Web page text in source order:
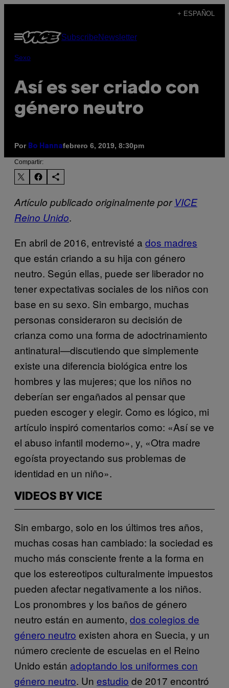
contenido
+ ESPAÑOL
Abrir
Menú
SubscribeNewsletter
Sexo
Así es ser criado con
género neutro
Por Bo Hannafebrero 6, 2019, 8:30pm
Compartir:
Artículo publicado originalmente porVICE
Reino Unido.
En abril de 2016, entrevisté a dos madres
que están criando a su hija con género
neutro. Según ellas, puede ser liberador no
tener expectativas sociales de los niños con
base en su sexo. Sin embargo, muchas
personas consideraron su decisión de
crianza como una forma de adoctrinamiento
antinatural—discutiendo que simplemente
existe una diferencia biológica entre los
hombres y las mujeres; que los niños no
deberían ser engañados al pensar que
pueden escoger y elegir. Como es lógico, mi
artículo inspiró comentarios como: «Así se ve
el abuso infantil moderno», y, «Otra madre
egoísta proyectando sus problemas de
identidad en un niño».
VIDEOS BY VICE
Sin embargo, solo en los últimos tres años,
muchas cosas han cambiado: la sociedad es
mucho más consciente frente a la forma en
que los estereotipos culturalmente impuestos
pueden afectar negativamente a los niños.
Los pronombres y los baños de género
neutro están en aumento, dos colegios de
género neutro existen ahora en Suecia, y un
número creciente de escuelas en el Reino
Unido están adoptando los uniformes con
género neutro. Un estudio de 2017 encontró